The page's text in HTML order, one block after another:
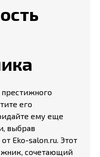
его
ему еще
выбрав
от Eko-salon.ru. Этот
сочетающий